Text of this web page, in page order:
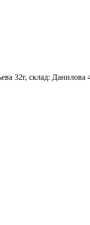
32г, склад: Данилова